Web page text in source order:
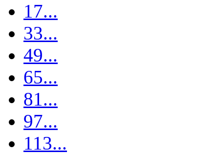
17...
33...
49...
65...
81...
97...
113...